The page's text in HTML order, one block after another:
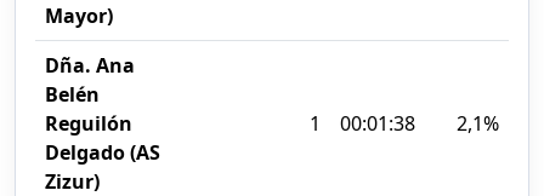
Mayor)
Dña. Ana
Belén
Reguilón
Delgado (AS
Zizur)
1 00:01:38 2,1%